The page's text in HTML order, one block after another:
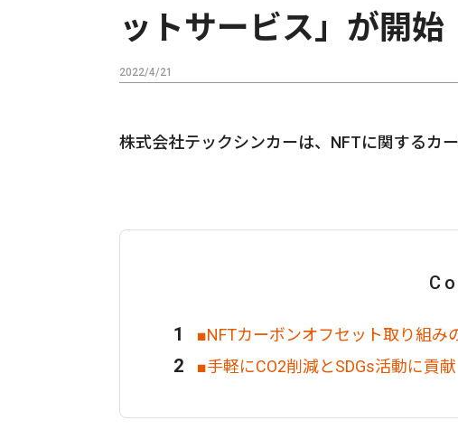
ットサービス」が開始
2022/4/21
株式会社テックシンカーは、NFTに関するカ
■NFTカーボンオフセット取り組み
■手軽にCO2削減とSDGs活動に貢献